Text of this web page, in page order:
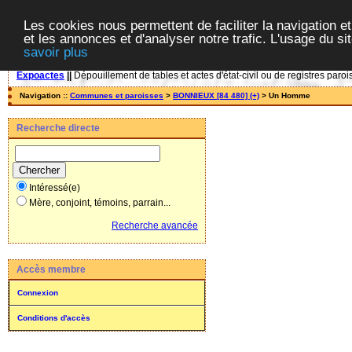
Les cookies nous permettent de faciliter la navigation
et les annonces et d'analyser notre trafic. L'usage du
savoir plus
Expoactes Dépouillement de tables et actes d'état-civil ou de registres
Navigation :: Communes et paroisses > BONNIEUX [84 480] (+) > Un Homme
Recherche directe
Intéressé(e)
Mère, conjoint, témoins, parrain...
Recherche avancée
Accès membre
Connexion
Conditions d'accès